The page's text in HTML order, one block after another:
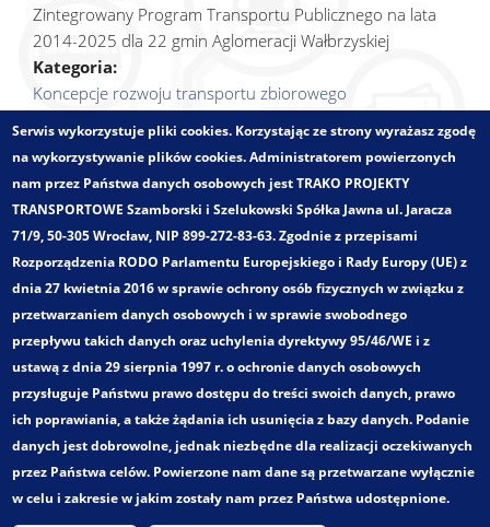
Zintegrowany Program Transportu Publicznego na lata
2014-2025 dla 22 gmin Aglomeracji Wałbrzyskiej
Kategoria:
Koncepcje rozwoju transportu zbiorowego
Zakres opracowania:
Pomiary i analizy ruchu
Badania popytu komunikacji zbiorowej
Kompleksowe badania ruchu drogowego (badania
ekranowe, kordonowe)
Badania ankietowe
Opracowywanie charakterystyk zachowań
komunikacyjnych
Mapy natężenia ruchu
Plany rozwoju publicznego transportu zbiorowego (Plany
Transportowe)
Analizy sytuacji rynkowej w Publicznym Transporcie
Zbiorowym
Koncepcje rozwoju systemu transportowego w tym z
planowaniem sieci transportowej
Serwis wykorzystuje pliki cookies. Korzystając ze strony wyrażasz zgodę
na wykorzystywanie plików cookies. Administratorem powierzonych
nam przez Państwa danych osobowych jest TRAKO PROJEKTY
TRANSPORTOWE Szamborski i Szelukowski Spółka Jawna ul. Jaracza
71/9, 50-305 Wrocław, NIP 899-272-83-63. Zgodnie z przepisami
Rozporządzenia RODO Parlamentu Europejskiego i Rady Europy (UE) z
dnia 27 kwietnia 2016 w sprawie ochrony osób fizycznych w związku z
przetwarzaniem danych osobowych i w sprawie swobodnego
przepływu takich danych oraz uchylenia dyrektywy 95/46/WE i z
ustawą z dnia 29 sierpnia 1997 r. o ochronie danych osobowych
przysługuje Państwu prawo dostępu do treści swoich danych, prawo
ich poprawiania, a także żądania ich usunięcia z bazy danych. Podanie
danych jest dobrowolne, jednak niezbędne dla realizacji oczekiwanych
przez Państwa celów. Powierzone nam dane są przetwarzane wyłącznie
w celu i zakresie w jakim zostały nam przez Państwa udostępnione.